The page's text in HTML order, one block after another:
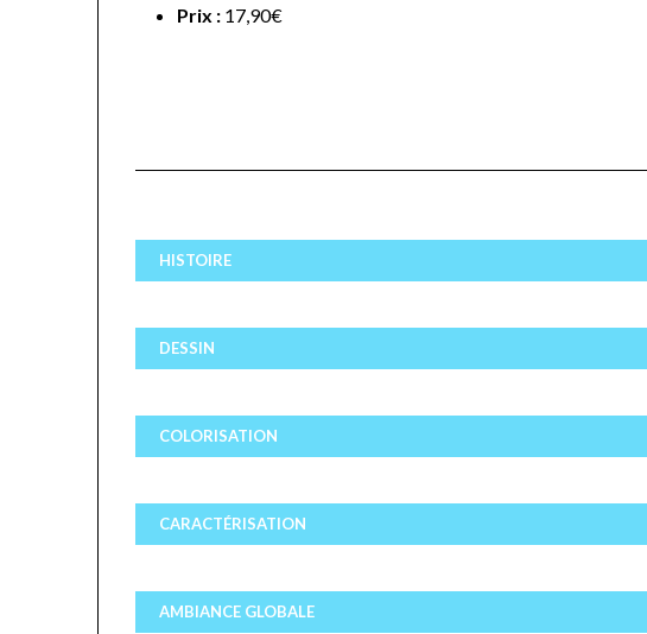
Prix : 17,90€
HISTOIRE
DESSIN
COLORISATION
CARACTÉRISATION
AMBIANCE GLOBALE